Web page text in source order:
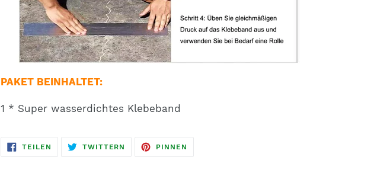
PAKET BEINHALTET:
1 * Super wasserdichtes Klebeband
TEILEN
FACEBOOK
TWITTERN
TWITTER
PINNEN